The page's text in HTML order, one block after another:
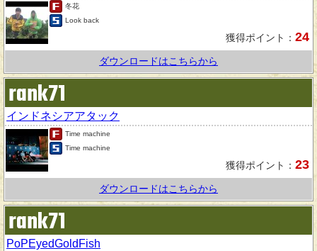
冬花
Look back
獲得ポイント： 24
ダウンロードはこちらから
rank71
インドネシアアタック
Time machine
Time machine
獲得ポイント： 23
ダウンロードはこちらから
rank71
PoPEyedGoldFish